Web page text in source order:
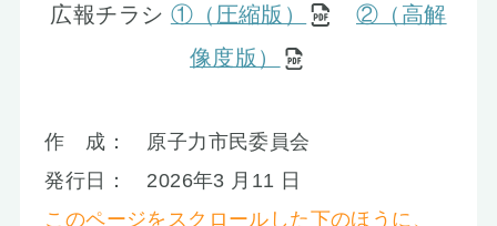
広報チラシ ①（圧縮版）
②（高解
像度版）
作 成： 原子力市民委員会
発行日： 2026年3 月11 日
このページをスクロールした下のほうに、